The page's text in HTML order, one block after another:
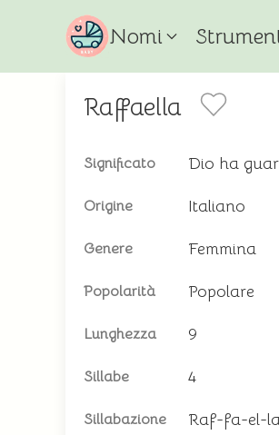
Nomi
Raffaella
Significato Dio ha
Origine Italiano
Genere Femmina
Popolarità Popolare
Lunghezza 9
Sillabe 4
Sillabazione Raf-fa-el-